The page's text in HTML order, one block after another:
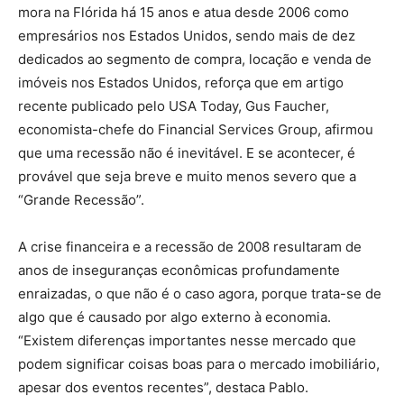
mora na Flórida há 15 anos e atua desde 2006 como
empresários nos Estados Unidos, sendo mais de dez
dedicados ao segmento de compra, locação e venda de
imóveis nos Estados Unidos, reforça que em artigo
recente publicado pelo USA Today, Gus Faucher,
economista-chefe do Financial Services Group, afirmou
que uma recessão não é inevitável. E se acontecer, é
provável que seja breve e muito menos severo que a
“Grande Recessão”.
A crise financeira e a recessão de 2008 resultaram de
anos de inseguranças econômicas profundamente
enraizadas, o que não é o caso agora, porque trata-se de
algo que é causado por algo externo à economia.
“Existem diferenças importantes nesse mercado que
podem significar coisas boas para o mercado imobiliário,
apesar dos eventos recentes”, destaca Pablo.